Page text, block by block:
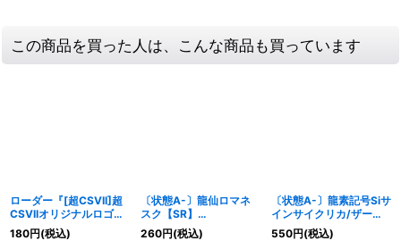
この商品を買った人は、こんな商品も買っています
ローダー『[超CSVII]超
CSVIIオリジナルロゴフ
ルプロテクトスリーブ』
【サプライ】{-}
180円(税込)
〔状態A-〕龍仙ロマネ
スク【SR】
{BD18BE8/BE10}《多》
260円(税込)
〔状態A-〕龍素記号Siサ
インサイクリカ/ザーデ
ィアン・サイン【VR】
{26EX1秘N9/秘N25}
550円(税込)